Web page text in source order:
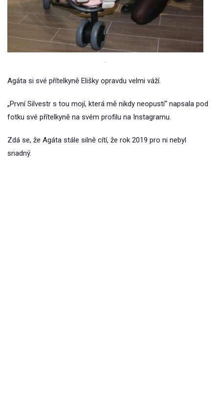
.
Agáta si své přítelkyně Elišky opravdu velmi váží.
„První Silvestr s tou mojí, která mě nikdy neopustí“ napsala pod
fotku své přítelkyně na svém profilu na Instagramu.
Zdá se, že Agáta stále silně cítí, že rok 2019 pro ni nebyl
snadný.